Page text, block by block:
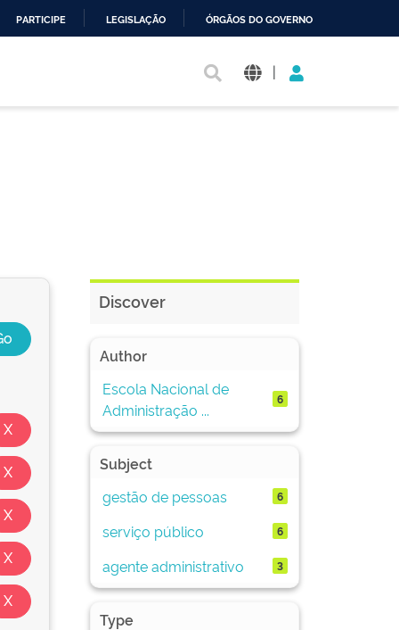
PARTICIPE LEGISLAÇÃO ÓRGÃOS DO GOVERNO
|
Discover
Author
Escola Nacional de
Administração ...
6
Subject
gestão de pessoas
6
serviço público 6
agente administrativo 3
Type